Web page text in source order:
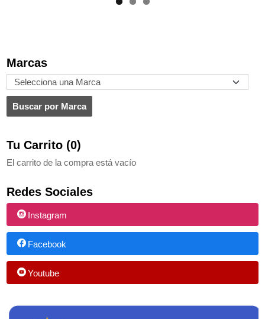
Marcas
Tu Carrito (0)
El carrito de la compra está vacío
Redes Sociales
Instagram
Facebook
Youtube